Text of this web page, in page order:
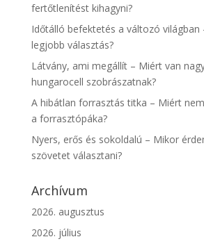
fertőtlenítést kihagyni?
Időtálló befektetés a változó világban
legjobb választás?
Látvány, ami megállít – Miért van
hungarocell szobrászatnak?
A hibátlan forrasztás titka – Miért
a forrasztópáka?
Nyers, erős és sokoldalú – Mikor
szövetet választani?
Archívum
2026. augusztus
2026. július